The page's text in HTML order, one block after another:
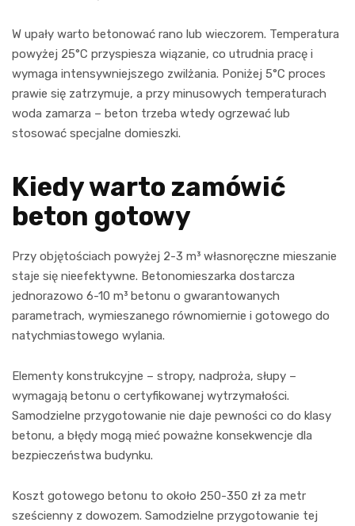
W upały warto betonować rano lub wieczorem. Temperatura
powyżej 25°C przyspiesza wiązanie, co utrudnia pracę i
wymaga intensywniejszego zwilżania. Poniżej 5°C proces
prawie się zatrzymuje, a przy minusowych temperaturach
woda zamarza – beton trzeba wtedy ogrzewać lub
stosować specjalne domieszki.
Kiedy warto zamówić
beton gotowy
Przy objętościach powyżej 2-3 m³ własnoręczne mieszanie
staje się nieefektywne. Betonomieszarka dostarcza
jednorazowo 6-10 m³ betonu o gwarantowanych
parametrach, wymieszanego równomiernie i gotowego do
natychmiastowego wylania.
Elementy konstrukcyjne – stropy, nadproża, słupy –
wymagają betonu o certyfikowanej wytrzymałości.
Samodzielne przygotowanie nie daje pewności co do klasy
betonu, a błędy mogą mieć poważne konsekwencje dla
bezpieczeństwa budynku.
Koszt gotowego betonu to około 250-350 zł za metr
sześcienny z dowozem. Samodzielne przygotowanie tej